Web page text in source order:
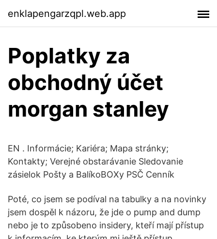
enklapengarzqpl.web.app
Poplatky za
obchodný účet
morgan stanley
EN . Informácie; Kariéra; Mapa stránky;
Kontakty; Verejné obstarávanie Sledovanie
zásielok Pošty a BalíkoBOXy PSČ Cenník
Poté, co jsem se podíval na tabulky a na novinky
jsem dospěl k názoru, že jde o pump and dump
nebo je to způsobeno insidery, kteří mají přístup